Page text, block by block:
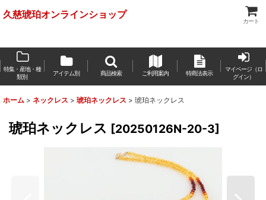
久慈琥珀オンラインショップ
カート
特集・産地・種
類別
アイテム別 商品検索 ご利用案内 特商法表示
マイページ（ロ
グイン）
ホーム > ネックレス > 琥珀ネックレス > 琥珀ネックレス
琥珀ネックレス [20250126N-20-3]